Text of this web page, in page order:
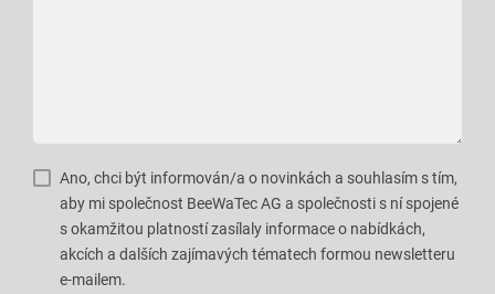
Ano, chci být informován/a o novinkách a souhlasím s tím,
aby mi společnost BeeWaTec AG a společnosti s ní spojené
s okamžitou platností zasílaly informace o nabídkách,
akcích a dalších zajímavých tématech formou newsletteru
e-mailem.